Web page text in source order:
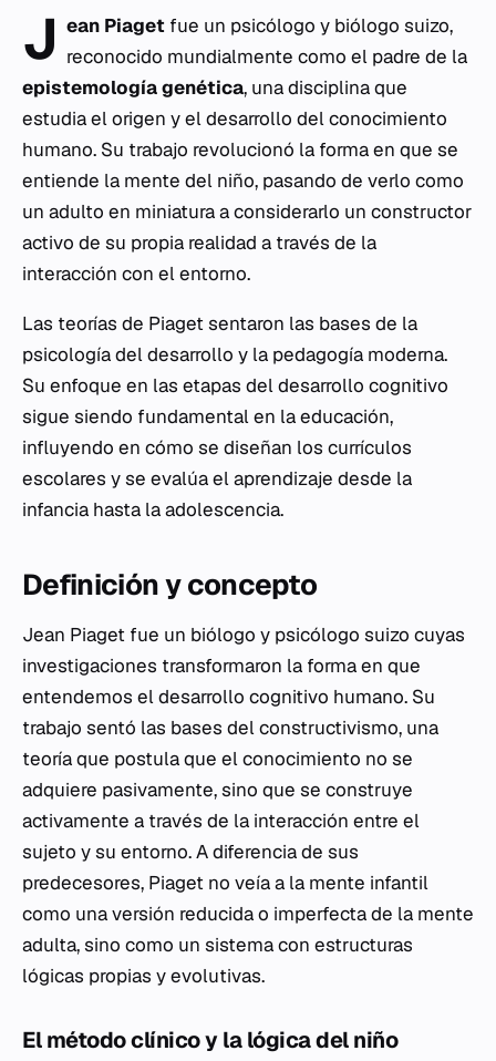
J ean Piaget fue un psicólogo y biólogo suizo,
reconocido mundialmente como el padre de la
epistemología genética, una disciplina que
estudia el origen y el desarrollo del conocimiento
humano. Su trabajo revolucionó la forma en que se
entiende la mente del niño, pasando de verlo como
un adulto en miniatura a considerarlo un constructor
activo de su propia realidad a través de la
interacción con el entorno.
Las teorías de Piaget sentaron las bases de la
psicología del desarrollo y la pedagogía moderna.
Su enfoque en las etapas del desarrollo cognitivo
sigue siendo fundamental en la educación,
influyendo en cómo se diseñan los currículos
escolares y se evalúa el aprendizaje desde la
infancia hasta la adolescencia.
Definición y concepto
Jean Piaget fue un biólogo y psicólogo suizo cuyas
investigaciones transformaron la forma en que
entendemos el desarrollo cognitivo humano. Su
trabajo sentó las bases del constructivismo, una
teoría que postula que el conocimiento no se
adquiere pasivamente, sino que se construye
activamente a través de la interacción entre el
sujeto y su entorno. A diferencia de sus
predecesores, Piaget no veía a la mente infantil
como una versión reducida o imperfecta de la mente
adulta, sino como un sistema con estructuras
lógicas propias y evolutivas.
El método clínico y la lógica del niño